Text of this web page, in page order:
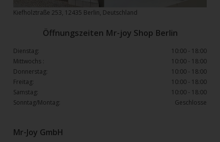
Mr-Joy GmbH
Kiefholztraße 253, 12435 Berlin, Deutschland
Öffnungszeiten Mr-joy Shop Berlin
Dienstag:
10:00 - 18:00
Mittwochs :
10:00 - 18:00
Donnerstag:
10:00 - 18:00
Freitag:
10:00 - 18:00
Samstag:
10:00 - 18:00
Sonntag/Montag:
Geschlosse